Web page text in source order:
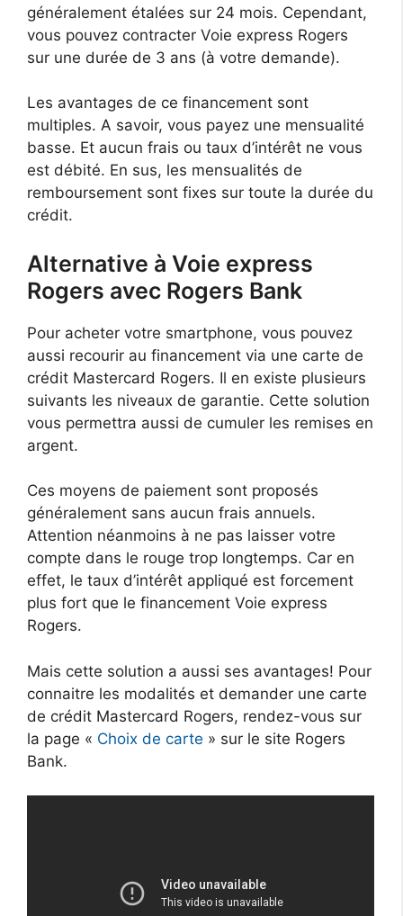
généralement étalées sur 24 mois. Cependant,
vous pouvez contracter Voie express Rogers
sur une durée de 3 ans (à votre demande).
Les avantages de ce financement sont
multiples. A savoir, vous payez une mensualité
basse. Et aucun frais ou taux d’intérêt ne vous
est débité. En sus, les mensualités de
remboursement sont fixes sur toute la durée du
crédit.
Alternative à Voie express
Rogers avec Rogers Bank
Pour acheter votre smartphone, vous pouvez
aussi recourir au financement via une carte de
crédit Mastercard Rogers. Il en existe plusieurs
suivants les niveaux de garantie. Cette solution
vous permettra aussi de cumuler les remises en
argent.
Ces moyens de paiement sont proposés
généralement sans aucun frais annuels.
Attention néanmoins à ne pas laisser votre
compte dans le rouge trop longtemps. Car en
effet, le taux d’intérêt appliqué est forcement
plus fort que le financement Voie express
Rogers.
Mais cette solution a aussi ses avantages! Pour
connaitre les modalités et demander une carte
de crédit Mastercard Rogers, rendez-vous sur
la page « Choix de carte » sur le site Rogers
Bank.